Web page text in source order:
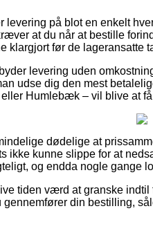
levering på blot en enkelt
at du når at bestille
klargjort før de lageransatte
levering uden
udse dig den mest
Humlebæk – vil blive at
dødelige at
ikke kunne slippe for at
og endda nogle gange
tiden værd at granske
din bestilling,